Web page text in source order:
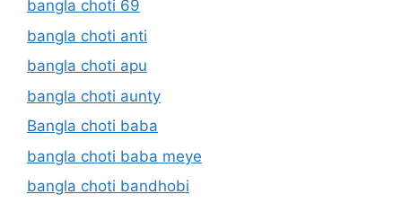
bangla choti 69
bangla choti anti
bangla choti apu
bangla choti aunty
Bangla choti baba
bangla choti baba meye
bangla choti bandhobi